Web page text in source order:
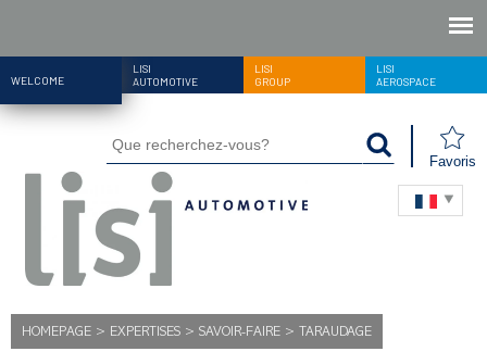
WELCOME
LISI
AUTOMOTIVE
LISI
GROUP
LISI
AEROSPACE
Favoris
HOMEPAGE > EXPERTISES > SAVOIR-FAIRE > TARAUDAGE